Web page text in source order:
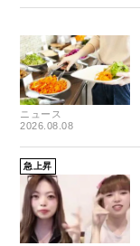
ニュース
2026.08.08
急上昇